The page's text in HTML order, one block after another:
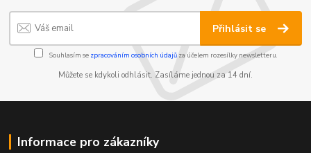
Přihlásit se
Souhlasím se zpracováním osobních údajůza účelem rozesílky newsletteru.
Můžete se kdykoli odhlásit. Zasíláme jednou za 14 dní.
Informace pro zákazníky